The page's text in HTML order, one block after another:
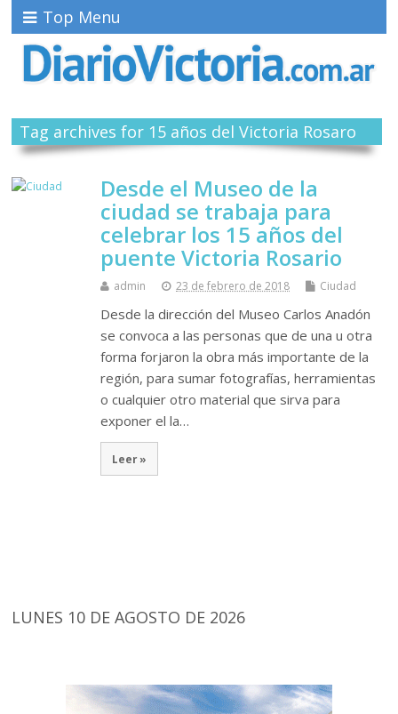
Top Menu
Tag archives for 15 años del Victoria Rosaro
Desde el Museo de la
ciudad se trabaja para
celebrar los 15 años del
puente Victoria Rosario
admin 23 de febrero de 2018 Ciudad
Desde la dirección del Museo Carlos Anadón
se convoca a las personas que de una u otra
forma forjaron la obra más importante de la
región, para sumar fotografías, herramientas
o cualquier otro material que sirva para
exponer el la…
Leer »
LUNES 10 DE AGOSTO DE 2026